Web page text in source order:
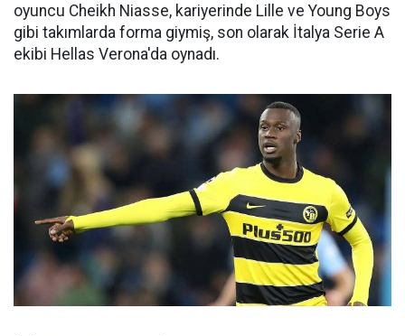
oyuncu Cheikh Niasse, kariyerinde Lille ve Young Boys
gibi takımlarda forma giymiş, son olarak İtalya Serie A
ekibi Hellas Verona'da oynadı.